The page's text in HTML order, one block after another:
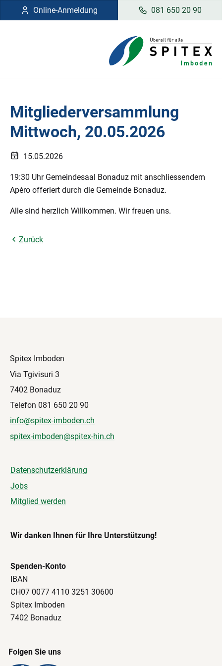
Online-Anmeldung 081 650 20 90
Mitgliederversammlung
Mittwoch, 20.05.2026
15.05.2026
19:30 Uhr Gemeindesaal Bonaduz mit anschliessendem
Apèro offeriert durch die Gemeinde Bonaduz.
Alle sind herzlich Willkommen. Wir freuen uns.
Zurück
Spitex Imboden
Via Tgivisuri 3
7402 Bonaduz
Telefon 081 650 20 90
info@spitex-imboden.ch
spitex-imboden@spitex-hin.ch
Datenschutzerklärung
Jobs
Mitglied werden
Wir danken Ihnen für Ihre Unterstützung!
Spenden-Konto
IBAN
CH07 0077 4110 3251 30600
Spitex Imboden
7402 Bonaduz
Folgen Sie uns